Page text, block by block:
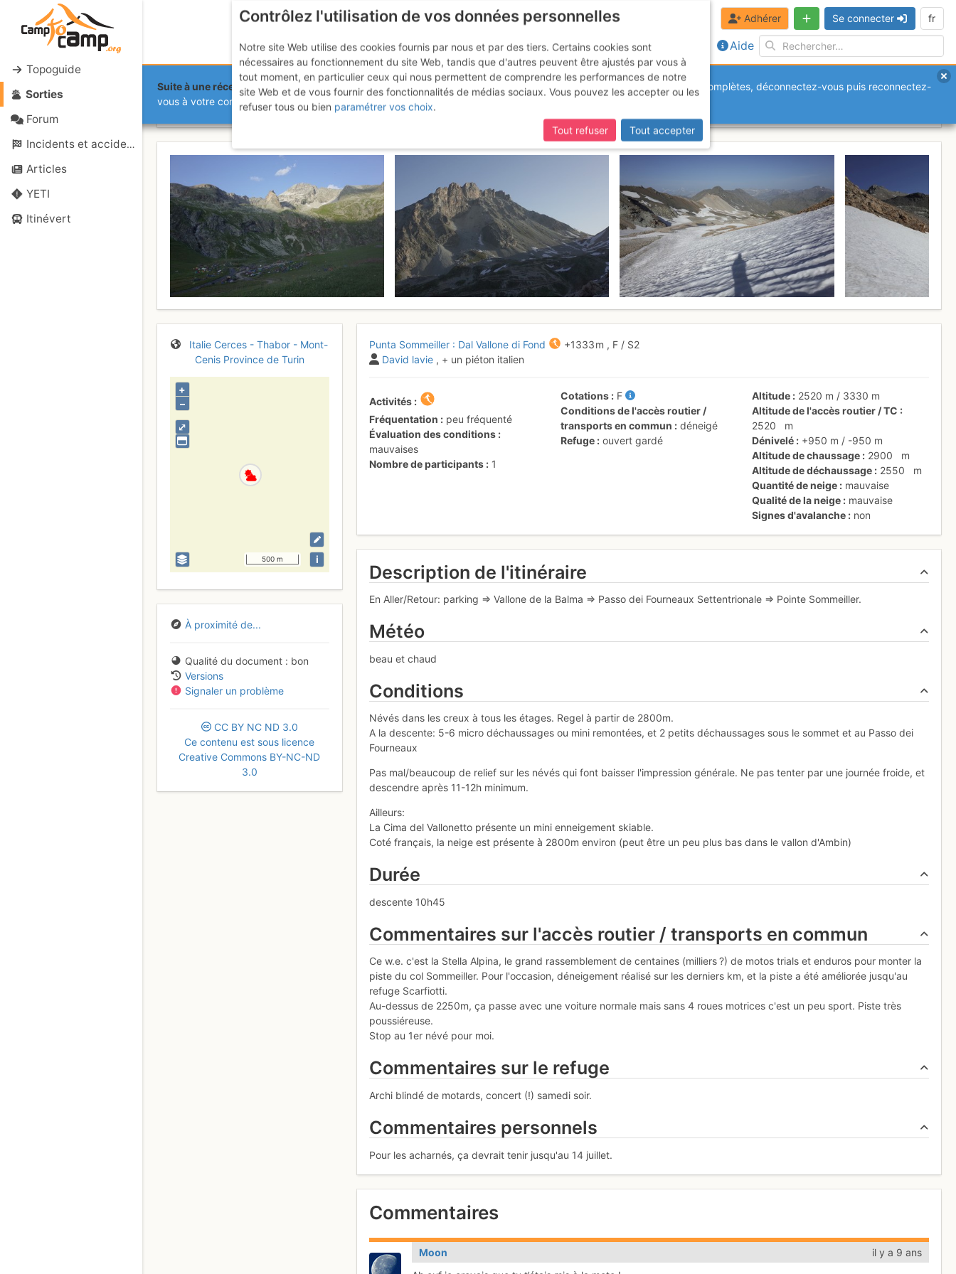
Topoguide
Sorties
Forum
Incidents et accidents
Articles
YETI
Itinévert
Aide
Adhérer Se connecter fr
Suite à une récente et importante mise à jour du site,si certaines pages ne sont plus accessibles, manquantes ou incomplètes, déconnectez-vous puis reconnectez-
vous à votre compte sur le site.
Pointe Sommeiller : Dal Vallone di Fond
Italie Cerces - Thabor - Mont-
Cenis Province de Turin
⤢
+
–
500 m i
À proximité de...
Qualité du document
bon
Versions
Signaler un problème
CC BY NC ND 3.0
Ce contenu est sous licence
Creative Commons BY-NC-ND
3.0
Punta Sommeiller : Dal Vallone di Fond +1333 m , F / S2
David lavie , + un piéton italien
Activités
Fréquentation
peu fréquenté
Évaluation des conditions
mauvaises
Nombre de participants
1
Cotations
F
Conditions de l'accès routier /
transports en commun
déneigé
Refuge
ouvert gardé
Altitude 2520 m / 3330 m
Altitude de l'accès routier / TC
2520
m
Dénivelé
+950 m / -950 m
Altitude de chaussage
2900
m
Altitude de déchaussage
2550
m
Quantité de neige
mauvaise
Qualité de la neige
mauvaise
Signes d'avalanche
non
Description de l'itinéraire
En Aller/Retour: parking => Vallone de la Balma => Passo dei Fourneaux Settentrionale => Pointe Sommeiller.
Météo
beau et chaud
Conditions
Névés dans les creux à tous les étages. Regel à partir de 2800m.
A la descente: 5-6 micro déchaussages ou mini remontées, et 2 petits déchaussages sous le sommet et au Passo dei
Fourneaux
Pas mal/beaucoup de relief sur les névés qui font baisser l'impression générale. Ne pas tenter par une journée froide, et
descendre après 11-12h minimum.
Ailleurs:
La Cima del Vallonetto présente un mini enneigement skiable.
Coté français, la neige est présente à 2800m environ (peut être un peu plus bas dans le vallon d'Ambin)
Durée
descente 10h45
Commentaires sur l'accès routier / transports en commun
Ce w.e. c'est la Stella Alpina, le grand rassemblement de centaines (milliers ?) de motos trials et enduros pour monter la
piste du col Sommeiller. Pour l'occasion, déneigement réalisé sur les derniers km, et la piste a été améliorée jusqu'au
refuge Scarfiotti.
Au-dessus de 2250m, ça passe avec une voiture normale mais sans 4 roues motrices c'est un peu sport. Piste très
poussiéreuse.
Stop au 1er névé pour moi.
Commentaires sur le refuge
Archi blindé de motards, concert (!) samedi soir.
Commentaires personnels
Pour les acharnés, ça devrait tenir jusqu'au 14 juillet.
Commentaires
Moon
il y a 9 ans
Contrôlez l'utilisation de vos données personnelles
Notre site Web utilise des cookies fournis par nous et par des tiers. Certains cookies sont
nécessaires au fonctionnement du site Web, tandis que d'autres peuvent être ajustés par vous à
tout moment, en particulier ceux qui nous permettent de comprendre les performances de notre
site Web et de vous fournir des fonctionnalités de médias sociaux. Vous pouvez les accepter ou les
refuser tous ou bien paramétrer vos choix.
Tout refuser
Tout accepter